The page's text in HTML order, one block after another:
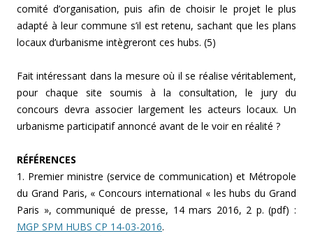
comité d’organisation, puis afin de choisir le projet le plus
adapté à leur commune s’il est retenu, sachant que les plans
locaux d’urbanisme intègreront ces hubs. (5)
Fait intéressant dans la mesure où il se réalise véritablement,
pour chaque site soumis à la consultation, le jury du
concours devra associer largement les acteurs locaux. Un
urbanisme participatif annoncé avant de le voir en réalité ?
RÉFÉRENCES
1. Premier ministre (service de communication) et Métropole
du Grand Paris, « Concours international « les hubs du Grand
Paris », communiqué de presse, 14 mars 2016, 2 p. (pdf) :
MGP SPM HUBS CP 14-03-2016.